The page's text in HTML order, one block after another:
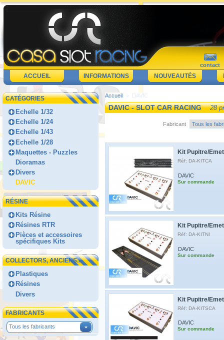
contact
ACCUEIL INFORMATIONS NOUVEAUTÉS
CATÉGORIES
Echelle 1/32
Echelle 1/24
Echelle 1/43
Echelle 1/28
Maquettes - Puzzles
Dioramas
Divers
DAVIC
RÉSINE
Kits Résine
Résines RTR
Pièces et accessoires
spécifiques Kits
COLLECTORS, ANCIENS...
Plastiques
Résines
Divers
FABRICANTS
Tous les fabricants
Accueil > DAVIC
DAVIC - SLOT CAR RACING 28
Fabricant
Kit Pupitre/
Réf: DA-KITCA
DAVIC
Sur commande
Kit Pupitre/
Réf: DA-KITNI
DAVIC
Sur commande
Kit Pupitre/
Réf: DA-KITSCA
DAVIC
Sur commande